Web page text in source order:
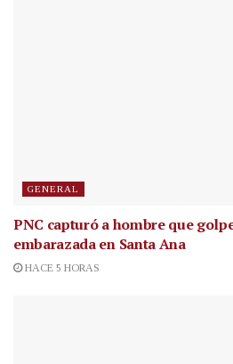
GENERAL
PNC capturó a hombre que
embarazada en Santa Ana
HACE 5 HORAS